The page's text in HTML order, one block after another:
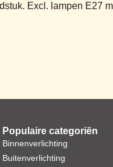
Excl. lampen E27
Populaire categoriën
Binnenverlichting
Buitenverlichting